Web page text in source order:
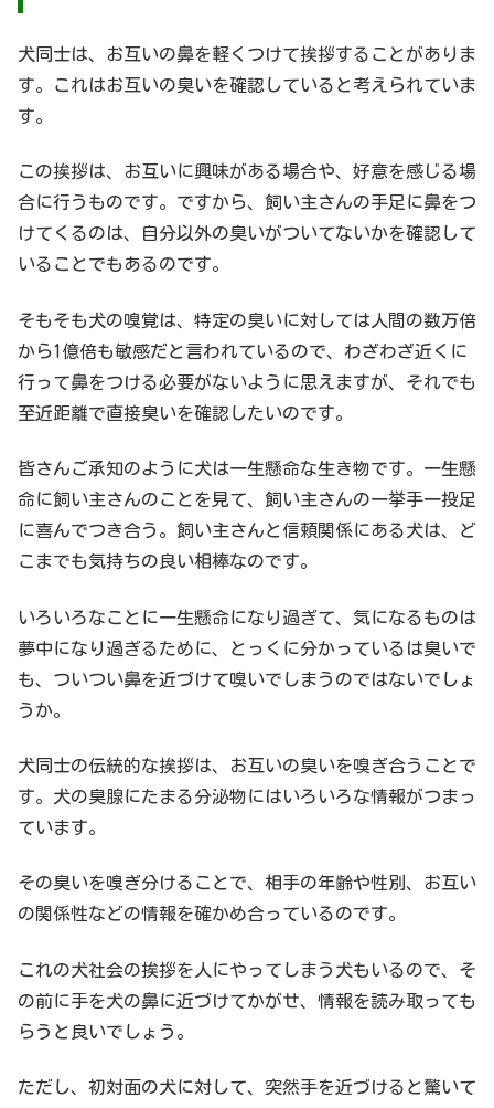
犬同士は、お互いの鼻を軽くつけて挨拶することがありま
す。これはお互いの臭いを確認していると考えられていま
す。
この挨拶は、お互いに興味がある場合や、好意を感じる場
合に行うものです。ですから、飼い主さんの手足に鼻をつ
けてくるのは、自分以外の臭いがついてないかを確認して
いることでもあるのです。
そもそも犬の嗅覚は、特定の臭いに対しては人間の数万倍
から1億倍も敏感だと言われているので、わざわざ近くに
行って鼻をつける必要がないように思えますが、それでも
至近距離で直接臭いを確認したいのです。
皆さんご承知のように犬は一生懸命な生き物です。一生懸
命に飼い主さんのことを見て、飼い主さんの一挙手一投足
に喜んでつき合う。飼い主さんと信頼関係にある犬は、ど
こまでも気持ちの良い相棒なのです。
いろいろなことに一生懸命になり過ぎて、気になるものは
夢中になり過ぎるために、とっくに分かっているは臭いで
も、ついつい鼻を近づけて嗅いでしまうのではないでしょ
うか。
犬同士の伝統的な挨拶は、お互いの臭いを嗅ぎ合うことで
す。犬の臭腺にたまる分泌物にはいろいろな情報がつまっ
ています。
その臭いを嗅ぎ分けることで、相手の年齢や性別、お互い
の関係性などの情報を確かめ合っているのです。
これの犬社会の挨拶を人にやってしまう犬もいるので、そ
の前に手を犬の鼻に近づけてかがせ、情報を読み取っても
らうと良いでしょう。
ただし、初対面の犬に対して、突然手を近づけると驚いて